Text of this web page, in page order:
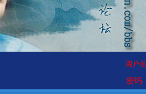
用户名
密码